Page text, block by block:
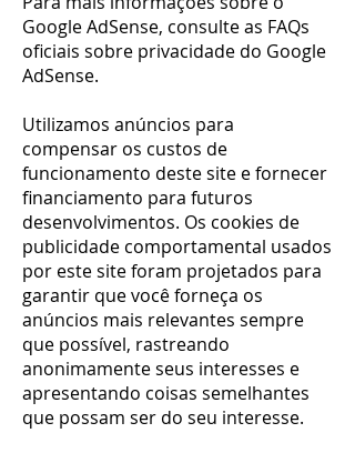
Google AdSense, consulte as FAQs
oficiais sobre privacidade do Google
AdSense.
Utilizamos anúncios para
compensar os custos de
funcionamento deste site e fornecer
financiamento para futuros
desenvolvimentos. Os cookies de
publicidade comportamental usados
​​por este site foram projetados para
garantir que você forneça os
anúncios mais relevantes sempre
que possível, rastreando
anonimamente seus interesses e
apresentando coisas semelhantes
que possam ser do seu interesse.